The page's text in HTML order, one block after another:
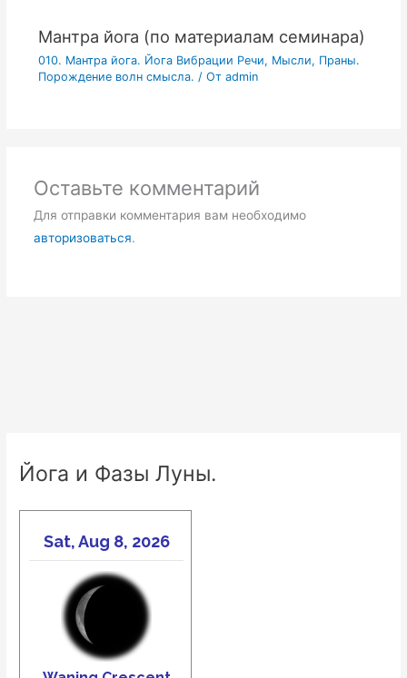
Мантра йога (по материалам семинара)
010. Мантра йога. Йога Вибрации Речи, Мысли, Праны.
Порождение волн смысла. / От admin
Оставьте комментарий
Для отправки комментария вам необходимо
авторизоваться.
Йога и Фазы Луны.